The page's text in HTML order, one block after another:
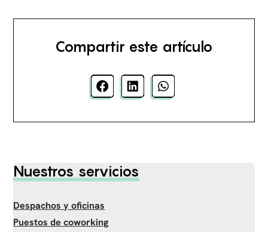
Compartir este artículo
Nuestros servicios
Despachos y oficinas
Puestos de coworking